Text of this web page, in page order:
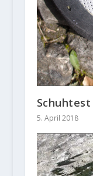
Schuhtest
5. April 2018